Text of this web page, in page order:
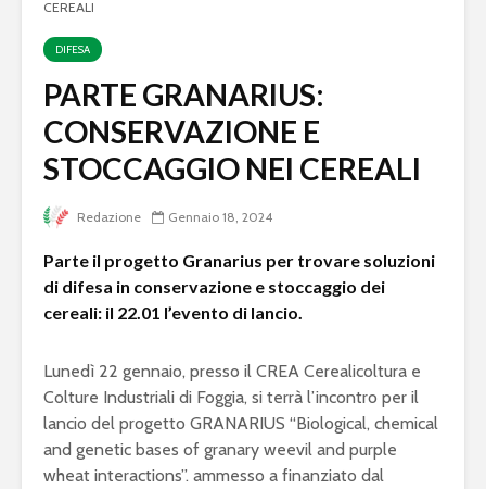
CEREALI
DIFESA
PARTE GRANARIUS:
CONSERVAZIONE E
STOCCAGGIO NEI CEREALI
Redazione Gennaio 18, 2024
Parte il progetto Granarius per trovare soluzioni
di difesa in conservazione e stoccaggio dei
cereali: il 22.01 l’evento di lancio.
Lunedì 22 gennaio, presso il CREA Cerealicoltura e
Colture Industriali di Foggia, si terrà l’incontro per il
lancio del progetto GRANARIUS “Biological, chemical
and genetic bases of granary weevil and purple
wheat interactions”. ammesso a finanziato dal